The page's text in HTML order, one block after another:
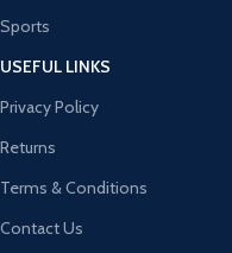
Sports
USEFUL LINKS
Privacy Policy
Returns
Terms & Conditions
Contact Us